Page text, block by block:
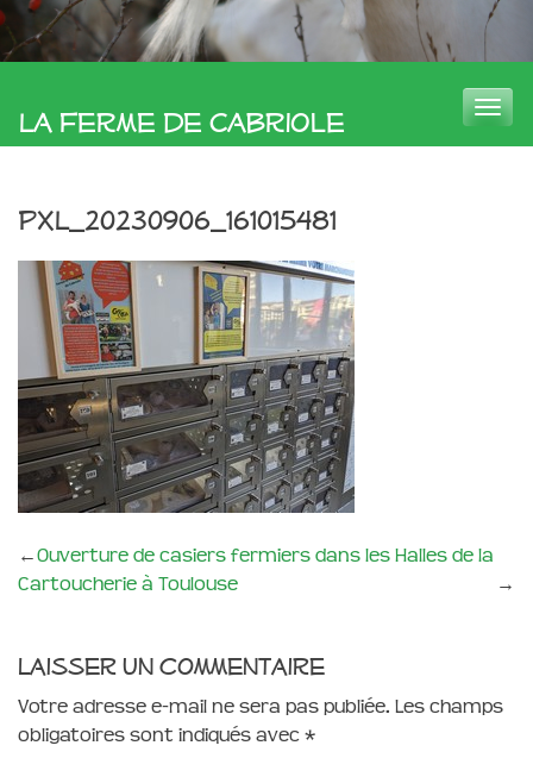
La Ferme de Cabriole
Toggle
PXL_20230906_161015481
←Ouverture de casiers fermiers dans les Halles de la
Cartoucherie à Toulouse
→
Laisser un commentaire
Votre adresse e-mail ne sera pas publiée. Les champs
obligatoires sont indiqués avec *